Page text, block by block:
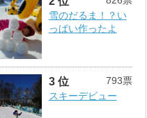
雪のだるま！？い
っぱい作ったよ
3 位
793票
スキーデビュー